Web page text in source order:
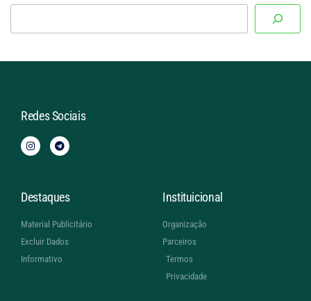
Redes Sociais
Destaques
Material Publicitário
Excluir Dados
Informativo
Instituicional
Organização
Parceiros
Termos
Privacidade